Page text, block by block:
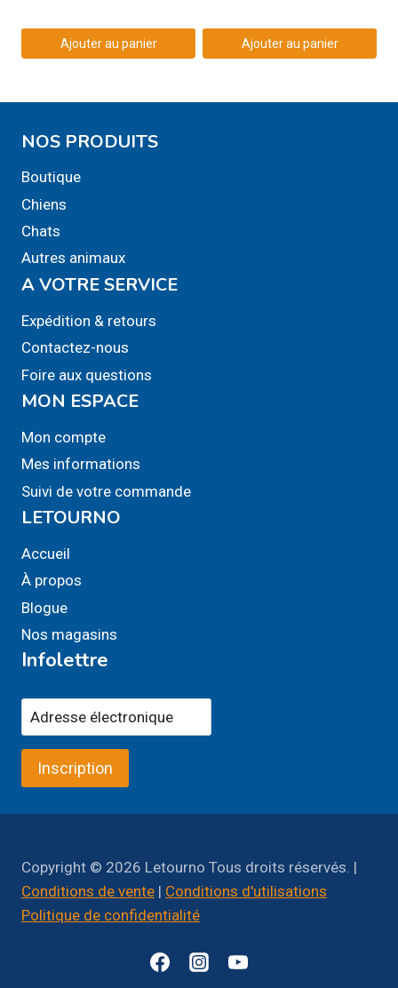
Ajouter au panier Ajouter au panier
NOS PRODUITS
Boutique
Chiens
Chats
Autres animaux
A VOTRE SERVICE
Expédition & retours
Contactez-nous
Foire aux questions
MON ESPACE
Mon compte
Mes informations
Suivi de votre commande
LETOURNO
Accueil
À propos
Blogue
Nos magasins
Infolettre
Inscription
Copyright © 2026 Letourno Tous droits réservés. |
Conditions de vente | Conditions d'utilisations
Politique de confidentialité